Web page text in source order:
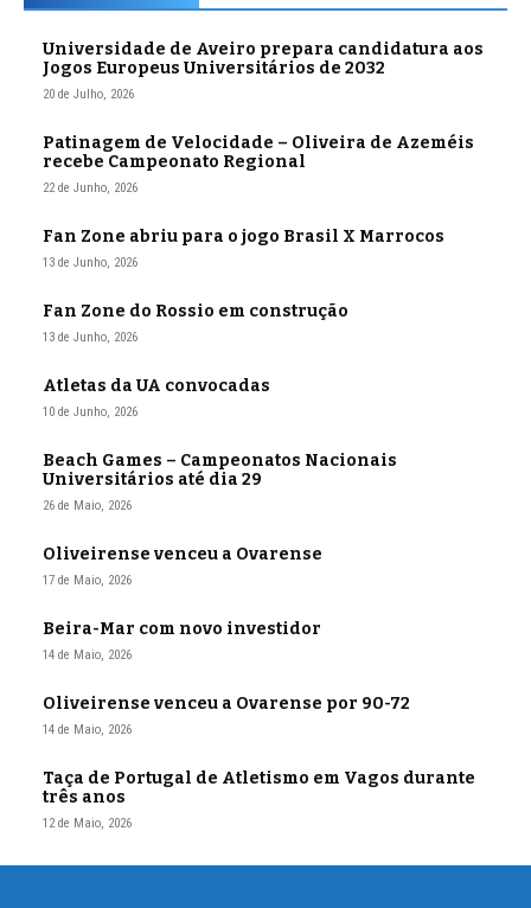
Universidade de Aveiro prepara candidatura aos
Jogos Europeus Universitários de 2032
20 de Julho, 2026
Patinagem de Velocidade – Oliveira de Azeméis
recebe Campeonato Regional
22 de Junho, 2026
Fan Zone abriu para o jogo Brasil X Marrocos
13 de Junho, 2026
Fan Zone do Rossio em construção
13 de Junho, 2026
Atletas da UA convocadas
10 de Junho, 2026
Beach Games – Campeonatos Nacionais
Universitários até dia 29
26 de Maio, 2026
Oliveirense venceu a Ovarense
17 de Maio, 2026
Beira-Mar com novo investidor
14 de Maio, 2026
Oliveirense venceu a Ovarense por 90-72
14 de Maio, 2026
Taça de Portugal de Atletismo em Vagos durante
três anos
12 de Maio, 2026